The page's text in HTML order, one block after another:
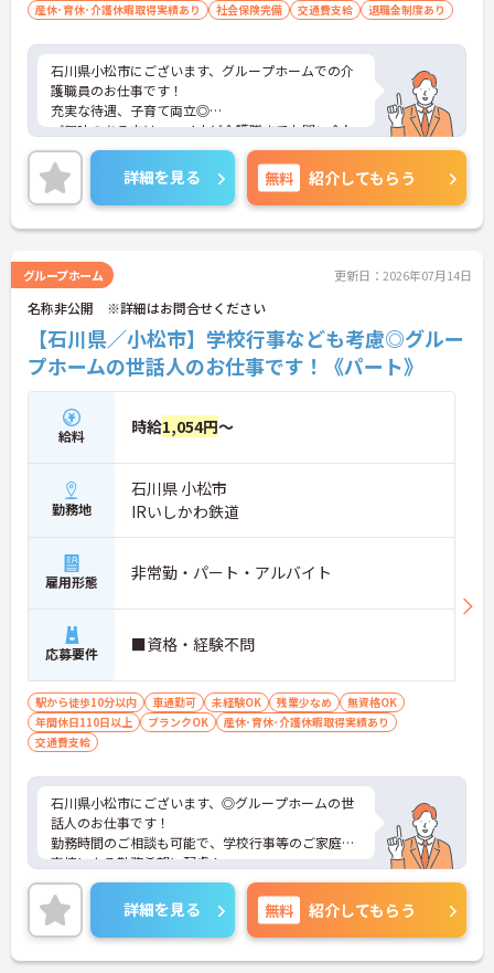
産休･育休･介護休暇取得実績あり 社会保険完備 交通費支給 退職金制度あり
石川県小松市にございます、グループホームでの介
護職員のお仕事です！
充実な待遇、子育て両立◎
ご興味のある方は、マイナビ介護職までお問い合わ
せください。
詳細を見る 無料 紹介してもらう
グループホーム 更新日：2026年07月14日
名称非公開 ※詳細はお問合せください
【石川県／小松市】学校行事なども考慮◎グルー
プホームの世話人のお仕事です！《パート》
給料 時給1,054円～
勤務地
石川県 小松市
IRいしかわ鉄道
雇用形態 非常勤・パート・アルバイト
応募要件 ■資格・経験不問
駅から徒歩10分以内 車通勤可 未経験OK 残業少なめ
無資格OK
年間休日110日以上
ブランクOK
産休･育休･介護休暇取得実績あり
交通費支給
石川県小松市にございます、◎グループホームの世
話人のお仕事です！
勤務時間のご相談も可能で、学校行事等のご家庭の
事情による勤務希望に配慮！
月1～2回程度、勤務時間内に全職員対象の院内研修
があり、また各種院外研修もあるなど、非常に勉強
になる環境です◎
ご興味のある方は、マイナビ介護士までお問い合わ
せください。
詳細を見る 無料 紹介してもらう